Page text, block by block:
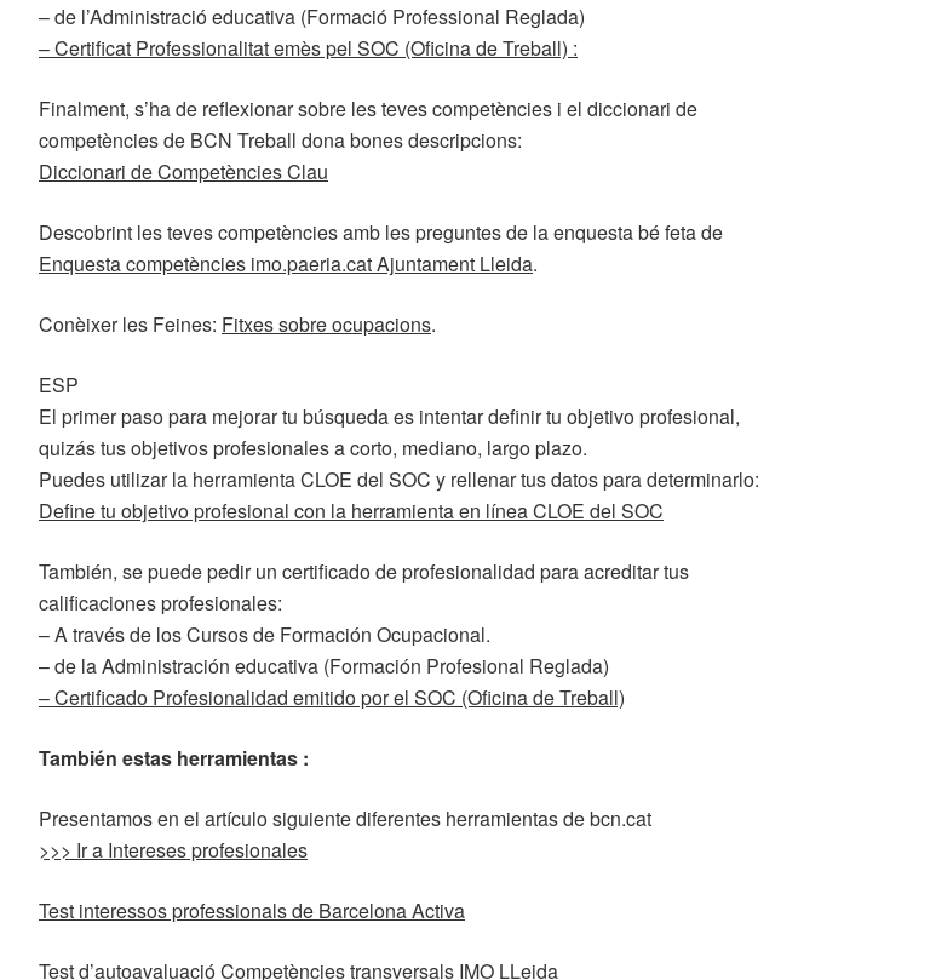
– de l’Administració educativa (Formació Professional Reglada)
– Certificat Professionalitat emès pel SOC (Oficina de Treball) :
Finalment, s’ha de reflexionar sobre les teves competències i el diccionari de
competències de BCN Treball dona bones descripcions:
Diccionari de Competències Clau
Descobrint les teves competències amb les preguntes de la enquesta bé feta de
Enquesta competències imo.paeria.cat Ajuntament Lleida.
Conèixer les Feines: Fitxes sobre ocupacions.
ESP
El primer paso para mejorar tu búsqueda es intentar definir tu objetivo profesional,
quizás tus objetivos profesionales a corto, mediano, largo plazo.
Puedes utilizar la herramienta CLOE del SOC y rellenar tus datos para determinarlo:
Define tu objetivo profesional con la herramienta en línea CLOE del SOC
También, se puede pedir un certificado de profesionalidad para acreditar tus
calificaciones profesionales:
– A través de los Cursos de Formación Ocupacional.
– de la Administración educativa (Formación Profesional Reglada)
– Certificado Profesionalidad emitido por el SOC (Oficina de Treball)
También estas herramientas :
Presentamos en el artículo siguiente diferentes herramientas de bcn.cat
>>> Ir a Intereses profesionales
Test interessos professionals de Barcelona Activa
Test d’autoavaluació Competències transversals IMO LLeida